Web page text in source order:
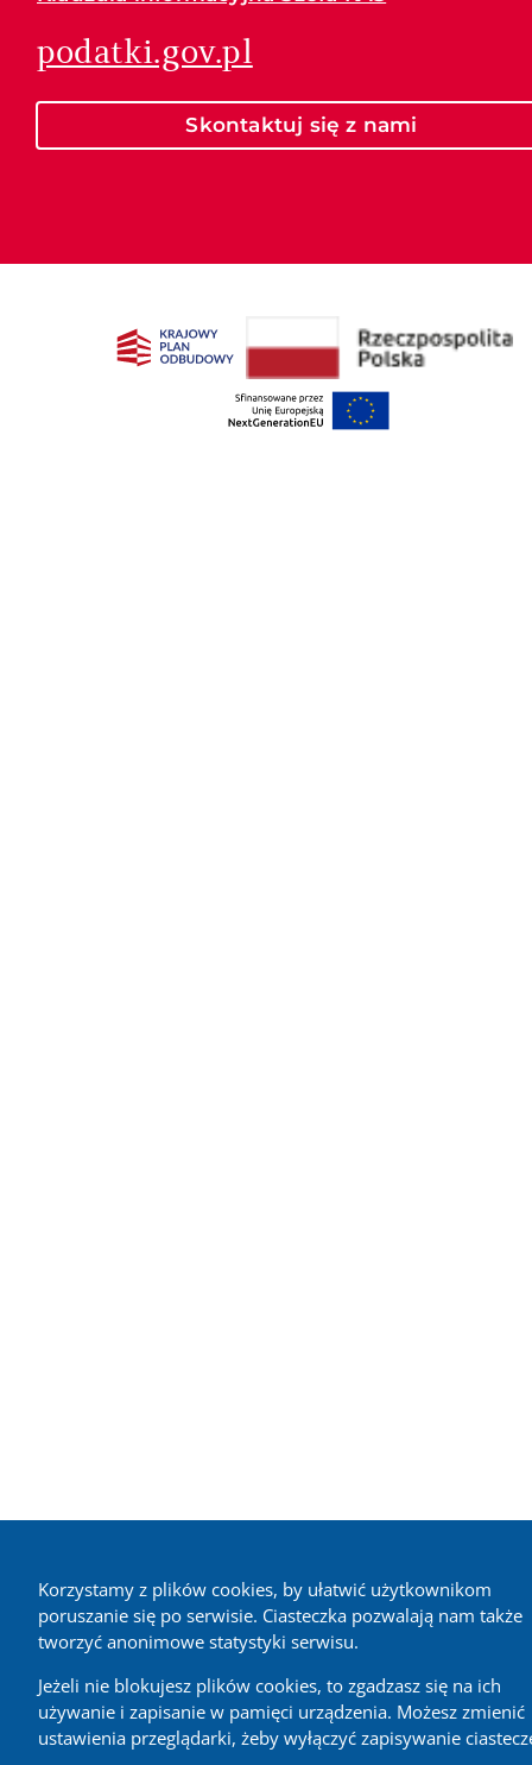
podatki.gov.pl
Skontaktuj się z nami
Korzystamy z plików cookies, by ułatwić użytkownikom
poruszanie się po serwisie. Ciasteczka pozwalają nam także
tworzyć anonimowe statystyki serwisu.
Jeżeli nie blokujesz plików cookies, to zgadzasz się na ich
używanie i zapisanie w pamięci urządzenia. Możesz zmienić
ustawienia przeglądarki, żeby wyłączyć zapisywanie